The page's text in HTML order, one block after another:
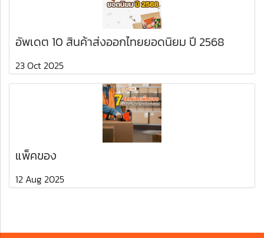
อัพเดต 10 สินค้าส่งออกไทยยอดนิยม ปี 2568
23 Oct 2025
แพ็คของ
12 Aug 2025